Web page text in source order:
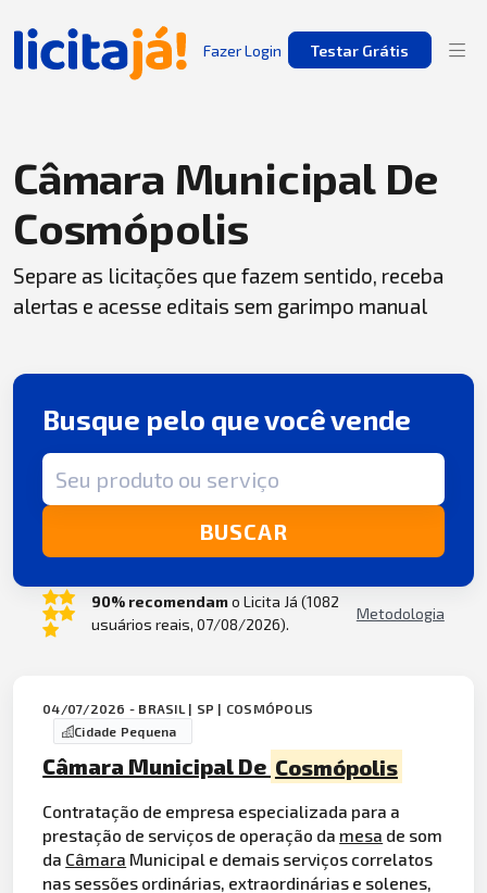
Fazer Login Testar Grátis
Câmara Municipal De
Cosmópolis
Separe as licitações que fazem sentido, receba
alertas e acesse editais sem garimpo manual
Busque pelo que você vende
Termo de busca
BUSCAR
90% recomendamo Licita Já (1082
usuários reais, 07/08/2026).
Metodologia
04/07/2026 - BRASIL | SP | COSMÓPOLIS
Cidade Pequena
Câmara Municipal De Cosmópolis
Contratação de empresa especializada para a
prestação de serviços de operação da mesa de som
da Câmara Municipal e demais serviços correlatos
nas sessões ordinárias, extraordinárias e solenes,